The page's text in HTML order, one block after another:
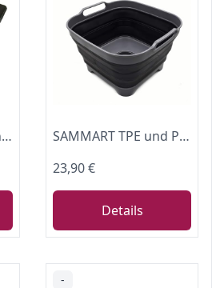
AcMax Waschbecken Spülbecken Camping Spüle 325x265x100 Edelstahl Campingküche
SAMMART TPE und Polypropylen, 10 Litres Faltschale mit Ablassschraube - Tragbare Geschirrspülwanne - Platzsparendes Küchenablagefach (Garu/Schwarz, 1)
23,90 €
Details
-